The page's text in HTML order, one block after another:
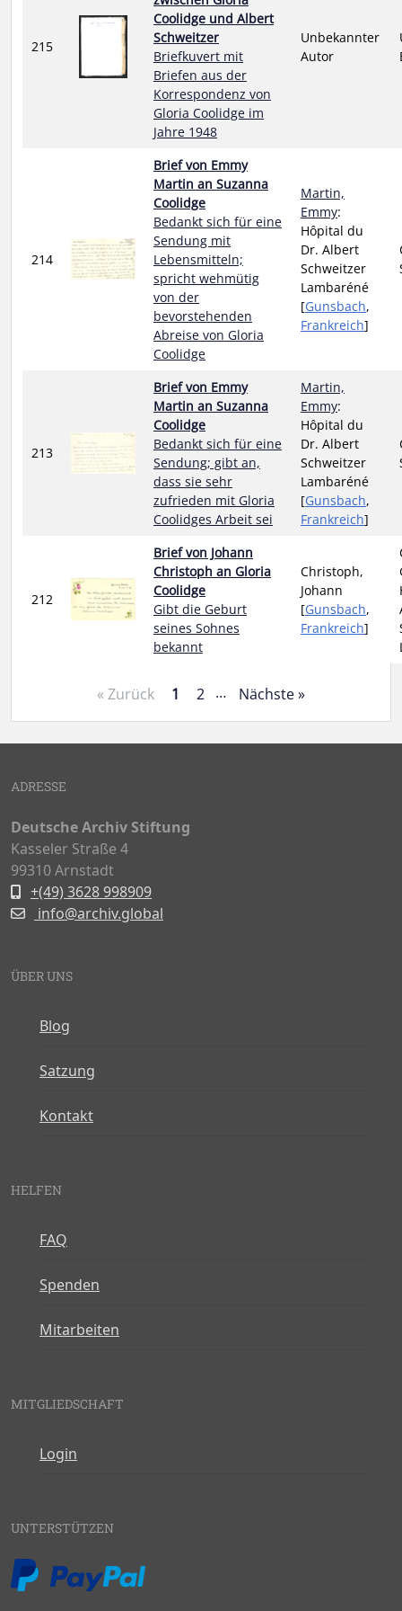
215
Coolidge und Albert
Schweitzer
Briefkuvert mit
Briefen aus der
Korrespondenz von
Gloria Coolidge im
Jahre 1948
Unbekannter
Autor
214
Brief von Emmy
Martin an Suzanna
Coolidge
Bedankt sich für eine
Sendung mit
Lebensmitteln;
spricht wehmütig
von der
bevorstehenden
Abreise von Gloria
Coolidge
Martin,
Emmy:
Hôpital du
Dr. Albert
Schweitzer
Lambaréné
[Gunsbach,
Frankreich]
213
Brief von Emmy
Martin an Suzanna
Coolidge
Bedankt sich für eine
Sendung; gibt an,
dass sie sehr
zufrieden mit Gloria
Coolidges Arbeit sei
Martin,
Emmy:
Hôpital du
Dr. Albert
Schweitzer
Lambaréné
[Gunsbach,
Frankreich]
212
Brief von Johann
Christoph an Gloria
Coolidge
Gibt die Geburt
seines Sohnes
bekannt
Christoph,
Johann
[Gunsbach,
Frankreich]
« Zurück 1 2 … Nächste »
ADRESSE
Deutsche Archiv Stiftung
Kasseler Straße 4
99310 Arnstadt
+(49) 3628 998909
info@archiv.global
ÜBER UNS
Blog
Satzung
Kontakt
HELFEN
FAQ
Spenden
Mitarbeiten
MITGLIEDSCHAFT
Login
UNTERSTÜTZEN